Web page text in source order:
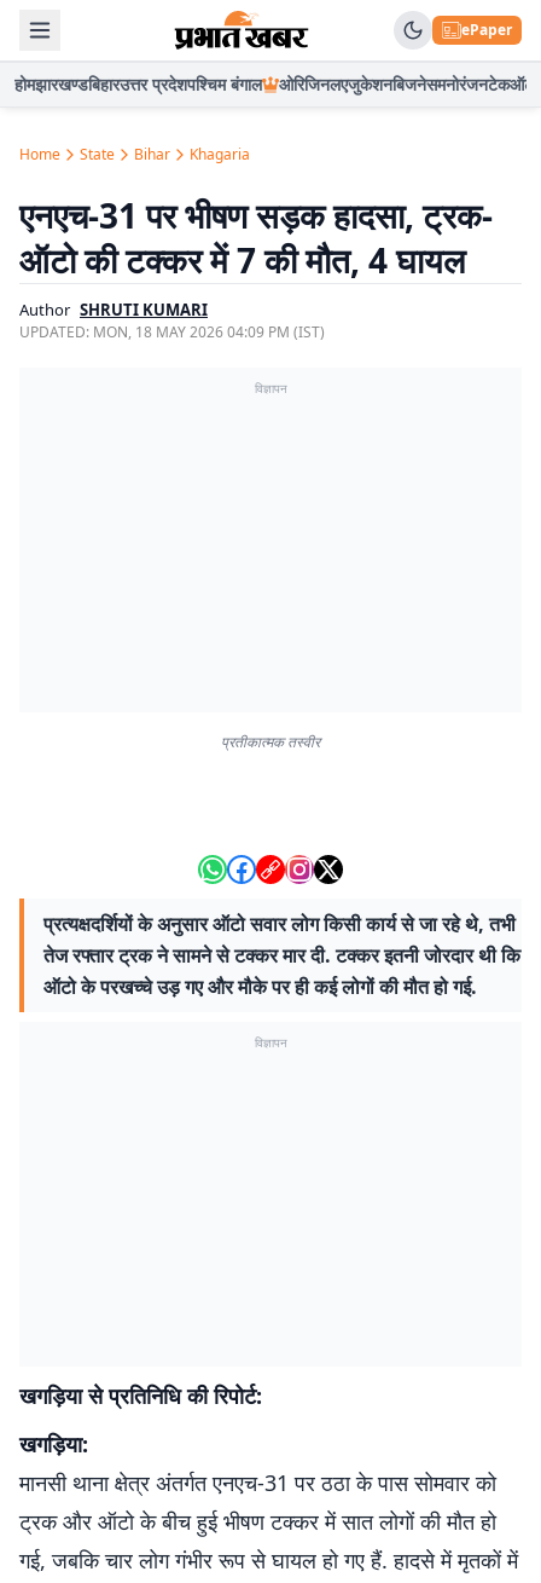
ePaper
होमझारखण्डबिहारउत्तर प्रदेशपश्चिम बंगाल ओरिजिनलएजुकेशनबिजनेसमनोरंजनटेकऑटो
Home State Bihar Khagaria
एनएच-31 पर भीषण सड़क हादसा, ट्रक-
ऑटो की टक्कर में 7 की मौत, 4 घायल
Author SHRUTI KUMARI
UPDATED: MON, 18 MAY 2026 04:09 PM (IST)
विज्ञापन
प्रतीकात्मक तस्वीर
प्रत्यक्षदर्शियों के अनुसार ऑटो सवार लोग किसी कार्य से जा रहे थे, तभी
तेज रफ्तार ट्रक ने सामने से टक्कर मार दी. टक्कर इतनी जोरदार थी कि
ऑटो के परखच्चे उड़ गए और मौके पर ही कई लोगों की मौत हो गई.
विज्ञापन
खगड़िया से प्रतिनिधि की रिपोर्ट:
खगड़िया:
मानसी थाना क्षेत्र अंतर्गत एनएच-31 पर ठठा के पास सोमवार को
ट्रक और ऑटो के बीच हुई भीषण टक्कर में सात लोगों की मौत हो
गई, जबकि चार लोग गंभीर रूप से घायल हो गए हैं. हादसे में मृतकों में